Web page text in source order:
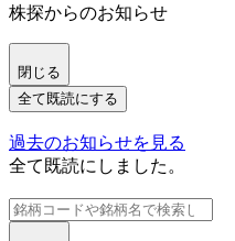
株探からのお知らせ
閉じる
全て既読にする
過去のお知らせを見る
全て既読にしました。